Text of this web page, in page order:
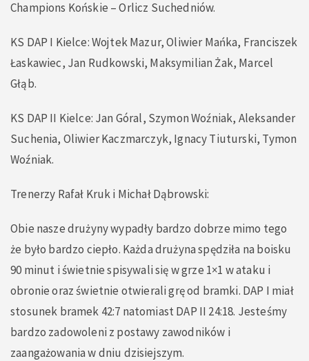
Champions Końskie – Orlicz Suchedniów.
KS DAP I Kielce: Wojtek Mazur, Oliwier Mańka, Franciszek
Łaskawiec, Jan Rudkowski, Maksymilian Żak, Marcel
Głąb.
KS DAP II Kielce: Jan Góral, Szymon Woźniak, Aleksander
Suchenia, Oliwier Kaczmarczyk, Ignacy Tiuturski, Tymon
Woźniak.
Trenerzy Rafał Kruk i Michał Dąbrowski:
Obie nasze drużyny wypadły bardzo dobrze mimo tego
że było bardzo ciepło. Każda drużyna spędziła na boisku
90 minut i świetnie spisywali się w grze 1×1 w ataku i
obronie oraz świetnie otwierali grę od bramki. DAP I miał
stosunek bramek 42:7 natomiast DAP II 24:18. Jesteśmy
bardzo zadowoleni z postawy zawodników i
zaangażowania w dniu dzisiejszym.